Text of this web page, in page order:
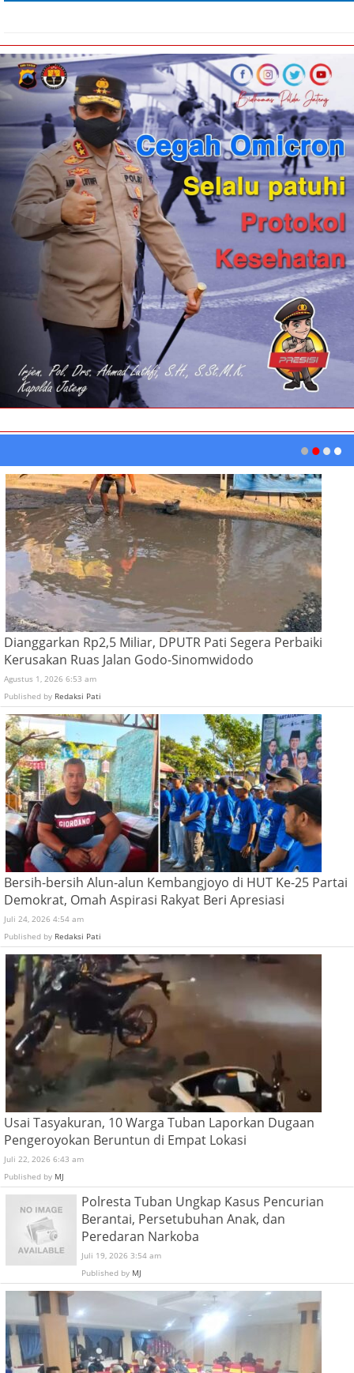
Dianggarkan Rp2,5 Miliar, DPUTR Pati Segera Perbaiki
Kerusakan Ruas Jalan Godo-Sinomwidodo
Agustus 1, 2026 6:53 am
Published by Redaksi Pati
Bersih-bersih Alun-alun Kembangjoyo di HUT Ke-25 Partai
Demokrat, Omah Aspirasi Rakyat Beri Apresiasi
Juli 24, 2026 4:54 am
Published by Redaksi Pati
Usai Tasyakuran, 10 Warga Tuban Laporkan Dugaan
Pengeroyokan Beruntun di Empat Lokasi
Juli 22, 2026 6:43 am
Published by MJ
Polresta Tuban Ungkap Kasus Pencurian
Berantai, Persetubuhan Anak, dan
Peredaran Narkoba
Juli 19, 2026 3:54 am
Published by MJ